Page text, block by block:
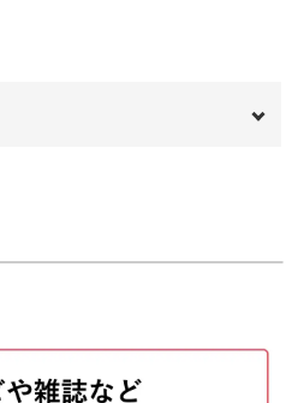
美しく仕上げるためのコツも
について